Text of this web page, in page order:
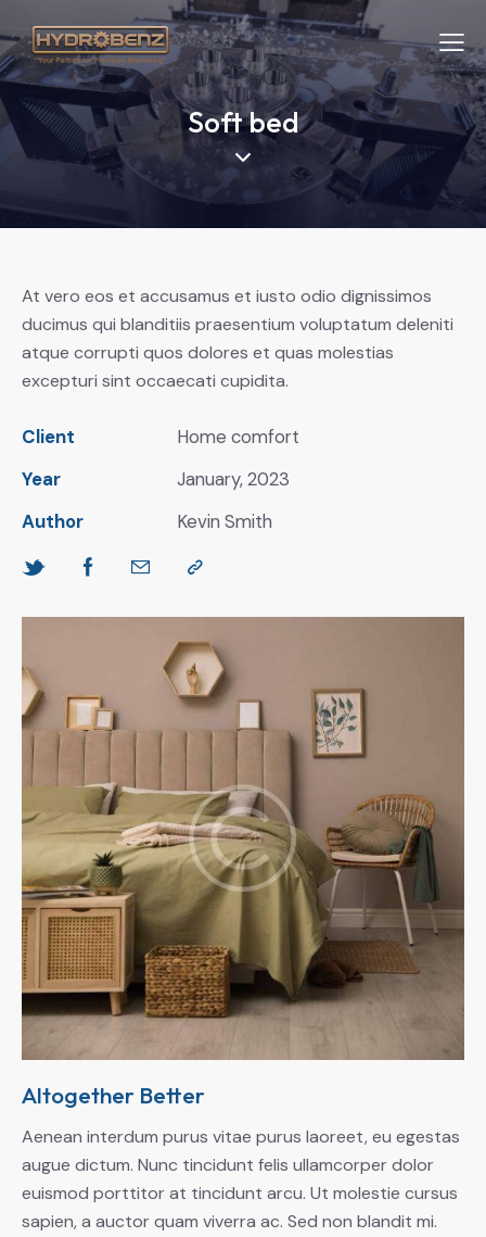
Soft bed
At vero eos et accusamus et iusto odio dignissimos
ducimus qui blanditiis praesentium voluptatum deleniti
atque corrupti quos dolores et quas molestias
excepturi sint occaecati cupidita.
Client
Home comfort
Year
January, 2023
Author
Kevin Smith
Altogether Better
Aenean interdum purus vitae purus laoreet, eu egestas
augue dictum. Nunc tincidunt felis ullamcorper dolor
euismod porttitor at tincidunt arcu. Ut molestie cursus
sapien, a auctor quam viverra ac. Sed non blandit mi.